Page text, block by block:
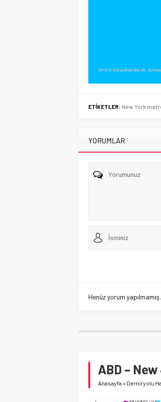
ETİKETLER: New York
YORUMLAR
Henüz yorum
ABD –
Anasayfa » Demiryolu